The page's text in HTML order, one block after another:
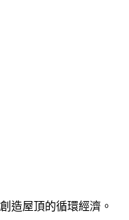
造屋頂的循環經濟。